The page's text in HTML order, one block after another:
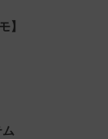
】